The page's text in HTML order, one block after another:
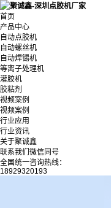
首页
产品中心
自动点胶机
自动螺丝机
自动焊锡机
等离子处理机
灌胶机
胶粘剂
视频案例
视频案例
行业应用
行业资讯
关于聚诚鑫
联系我们微信同号
全国统一咨询热线：
18929320193